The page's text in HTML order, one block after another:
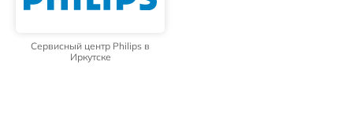
Сервисный центр Philips в
Иркутске